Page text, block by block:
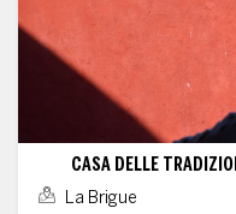
CASA DELLE
La Brigue